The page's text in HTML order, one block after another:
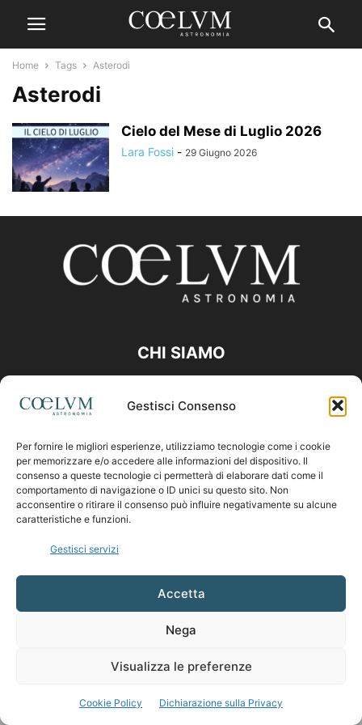
Gestisci Consenso
Per fornire le migliori esperienze, utilizziamo tecnologie come i cookie
per memorizzare e/o accedere alle informazioni del dispositivo. Il
consenso a queste tecnologie ci permetterà di elaborare dati come il
comportamento di navigazione o ID unici su questo sito. Non
acconsentire o ritirare il consenso può influire negativamente su alcune
caratteristiche e funzioni.
Gestisci servizi
Accetta
Nega
Visualizza le preferenze
Cookie Policy Dichiarazione sulla Privacy
Home Tags Asterodi
Asterodi
Cielo del Mese di Luglio 2026
Lara Fossi - 29 Giugno 2026
CHI SIAMO
Contattaci:coelumastro@coelum.com
SEGUICI